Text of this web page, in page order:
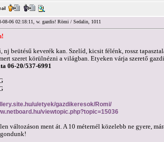
08-06 02:18:11, w. gazdis! Römi / Sedalin, 1011
nj beütésű keverék kan. Szelíd, kicsit félénk, rossz
szeret körülnézni a világban. Etyeken várja szerető
06-20/537-6991
u/etyek/gazdikeresok/Romi/
viewtopic.php?topic=15036
változáson ment át. A 10 méternél közelebb ne gyere,